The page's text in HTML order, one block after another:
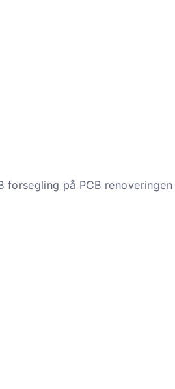
på PCB renoveringen